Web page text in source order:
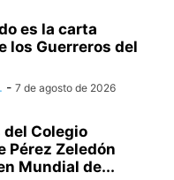
es la carta
los Guerreros del
- 7 de agosto de 2026
Colegio
Pérez Zeledón
Mundial de...